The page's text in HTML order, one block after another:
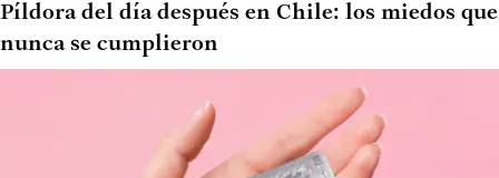
Píldora del día después en Chile: los miedos que
nunca se cumplieron